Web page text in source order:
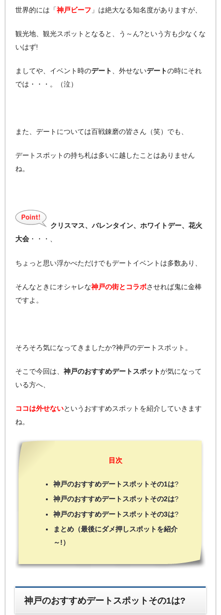
世界的には「神戸ビーフ 」は絶大なる知名度がありますが、
観光地、観光スポットとなると、う～ん?という方も少なくな
いはず!
ましてや、イベント時のデート、外せないデートの時にそれ
では・・・。（泣）
また、デートについては百戦錬磨の皆さん（笑）でも、
デートスポットの持ち札は多いに越したことはありません
ね。
クリスマス、バレンタイン、ホワイトデー、花火
大会 ・・・、
ちょっと思い浮かべただけでもデートイベントは多数あり、
そんなときにオシャレな神戸の街とコラボさせれば鬼に金棒
ですよ。
そろそろ気になってきましたか?神戸のデートスポット。
そこで今回は、 神戸のおすすめデートスポットが気になって
いる方へ、
ココは外せないというおすすめスポットを紹介していきます
ね。
目次
神戸のおすすめデートスポットその1は?
神戸のおすすめデートスポットその2は?
神戸のおすすめデートスポットその3は?
まとめ（最後にダメ押しスポットを紹介
～!）
神戸のおすすめデートスポットその1は?